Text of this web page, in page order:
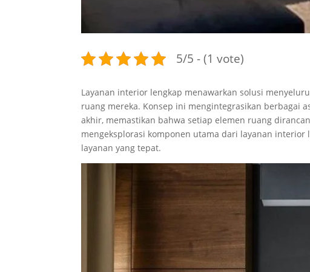
5/5 - (1 vote)
Layanan interior lengkap menawarkan solusi
ruang mereka. Konsep ini mengintegrasikan berbagai
akhir, memastikan bahwa setiap elemen ruang
mengeksplorasi komponen utama dari layanan
layanan yang tepat.